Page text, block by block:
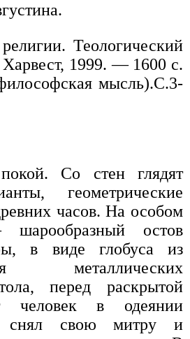
Теологический
1999. — 1600 с.
мысль).С.3-
Со стен глядят
геометрические
часов. На особом
остов
в виде глобуса из
металлических
перед раскрытой
человек в одеянии
снял свою митру и